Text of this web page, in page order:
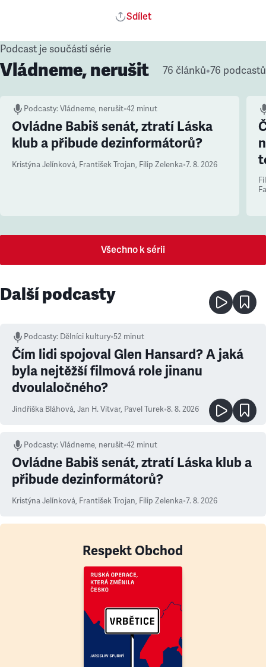
Sdílet
Podcast je součástí série
Vládneme, nerušit 76 článků•76 podcastů
Podcasty:Vládneme, nerušit•42 minut
Ovládne Babiš senát, ztratí Láska
klub a přibude dezinformátorů?
Kristýna Jelínková, František Trojan, Filip Zelenka•7. 8. 2026
Všechno k sérii
Další podcasty
Podcasty: Dělníci kultury•52 minut
Čím lidi spojoval Glen Hansard? A jaká
byla nejtěžší filmová role jinanu
dvoulaločného?
Jindřiška Bláhová, Jan H. Vitvar, Pavel Turek•8. 8. 2026
Podcasty:Vládneme, nerušit•42 minut
Ovládne Babiš senát, ztratí Láska klub a
přibude dezinformátorů?
Kristýna Jelínková, František Trojan, Filip Zelenka•7. 8. 2026
Respekt Obchod